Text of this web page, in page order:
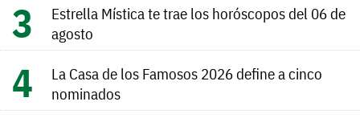
Estrella Mística te trae los horóscopos del 06 de
agosto
La Casa de los Famosos 2026 define a cinco
nominados